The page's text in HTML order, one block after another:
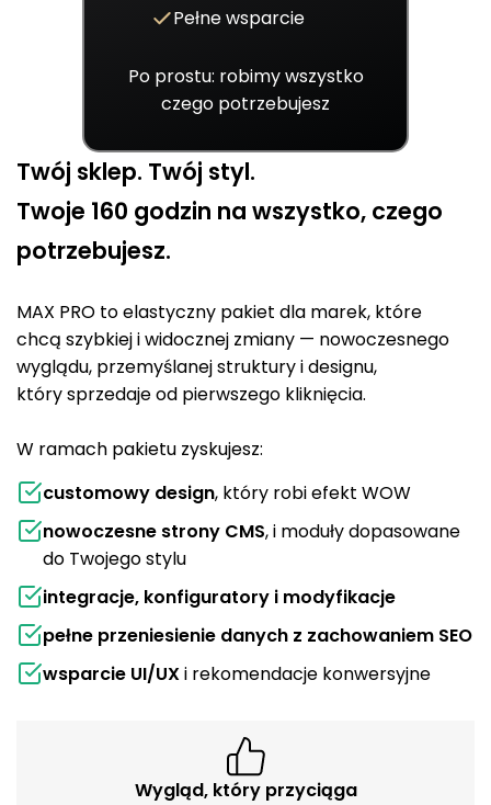
Pełne wsparcie
Po prostu: robimy wszystko
czego potrzebujesz
Twój sklep. Twój styl.
Twoje 160 godzin na wszystko, czego
potrzebujesz.
MAX PRO to elastyczny pakiet dla marek, które
chcą szybkiej i widocznej zmiany — nowoczesnego
wyglądu, przemyślanej struktury i designu,
który sprzedaje od pierwszego kliknięcia.
W ramach pakietu zyskujesz:
customowy design, który robi efekt WOW
nowoczesne strony CMS, i moduły dopasowane
do Twojego stylu
integracje, konfiguratory i modyfikacje
pełne przeniesienie danych z zachowaniem SEO
wsparcie UI/UXi rekomendacje konwersyjne
Wygląd, który przyciąga